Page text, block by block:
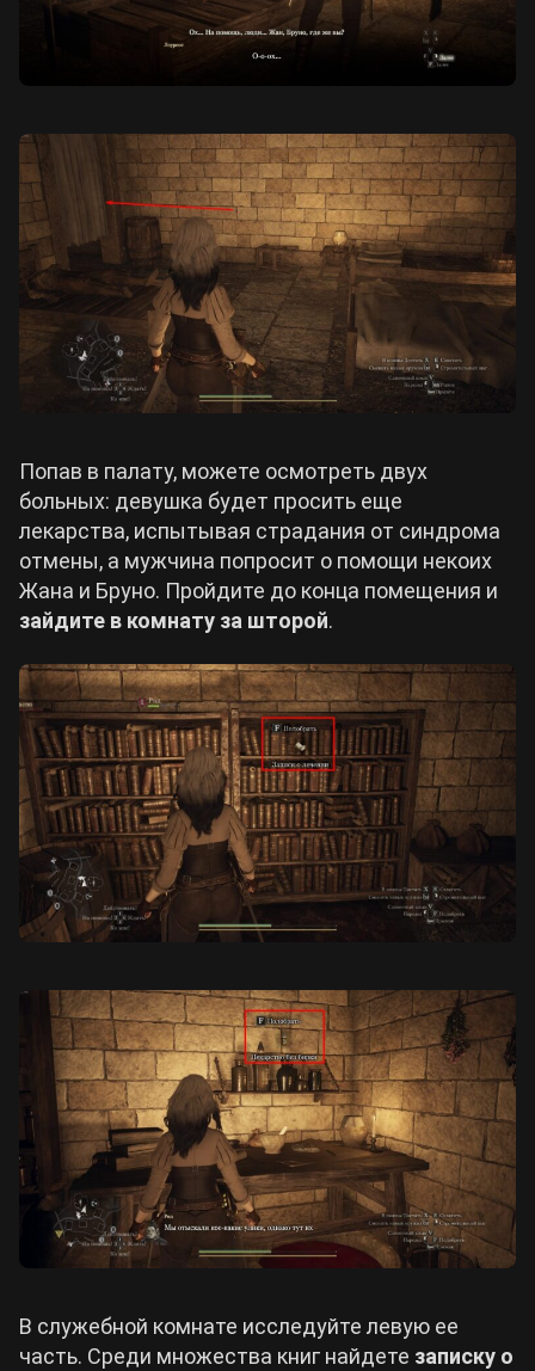
Попав в палату, можете осмотреть двух
больных: девушка будет просить еще
лекарства, испытывая страдания от синдрома
отмены, а мужчина попросит о помощи некоих
Жана и Бруно. Пройдите до конца помещения и
зайдите в комнату за шторой.
В служебной комнате исследуйте левую ее
часть. Среди множества книг найдете записку о